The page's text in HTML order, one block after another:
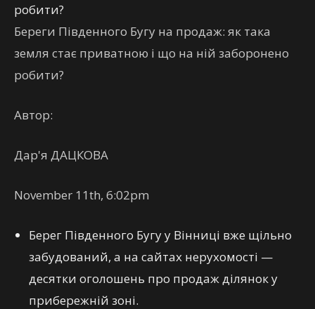
робити?
Береги Південного Бугу на продаж: як така
земля стає приватною і що на ній заборонено
робити?
Автор:
Дар'я ДАЦКОВА
November 11th, 6:02pm
Берег Південного Бугу у Вінниці вже щільно
забудований, а на сайтах нерухомості —
десятки оголошень про продаж ділянок у
прибережній зоні.